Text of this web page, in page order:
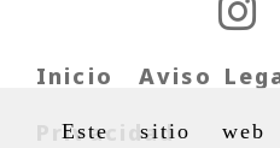
Este sitio web
Inicio Aviso
Privacidad